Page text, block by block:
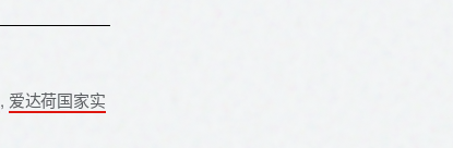
, 爱达荷国家实